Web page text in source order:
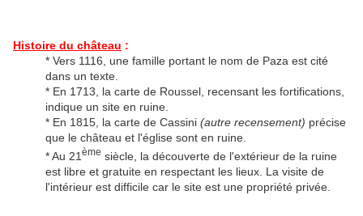
Histoire du château :
* Vers 1116, une famille portant le nom de Paza est cité
dans un texte.
* En 1713, la carte de Roussel, recensant les fortifications,
indique un site en ruine.
* En 1815, la carte de Cassini (autre recensement) précise
que le château et l'église sont en ruine.
* Au 21 ème siècle, la découverte de l'extérieur de la ruine
est libre et gratuite en respectant les lieux. La visite de
l'intérieur est difficile car le site est une propriété privée.